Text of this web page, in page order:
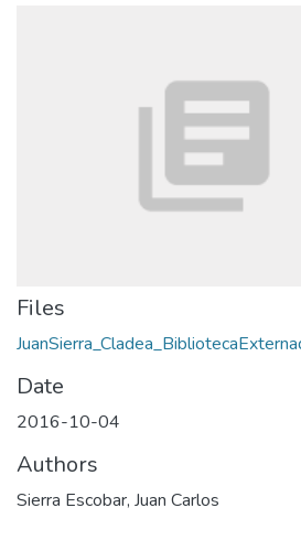
Files
Date
2016-10-04
Authors
Sierra Escobar, Juan Carlos